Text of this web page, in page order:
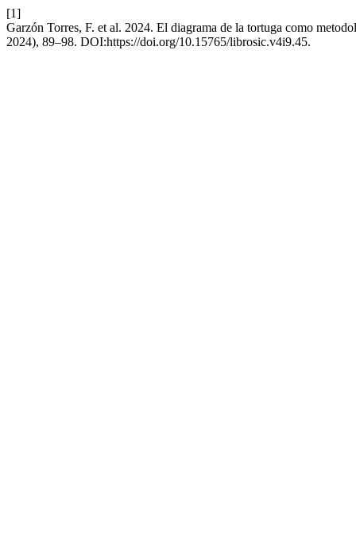
[1]
Garzón Torres, F. et al. 2024. El diagrama de la tortuga como
2024), 89–98. DOI:https://doi.org/10.15765/librosic.v4i9.45.